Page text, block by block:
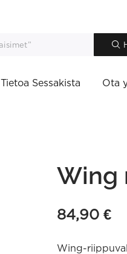
Tietoa Sessakista Ota
Wing
84,90 €
Wing-